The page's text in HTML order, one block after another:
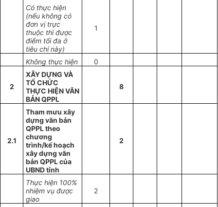
Có thực hiện
(nếu không có
đơn vị trực
thuộc thì được
điểm tối đa ở
tiêu chí này)
1
Không thực hiện 0
2
XÂY DỰNG VÀ
TỔ CHỨC
THỰC HIỆN VĂN
BẢN QPPL
8
2.1
Tham mưu xây
dựng văn bản
QPPL theo
chương
trình/kế hoạch
xây dựng văn
bản QPPL của
UBND tỉnh
2
Thực hiện 100%
nhiệm vụ được
giao
2